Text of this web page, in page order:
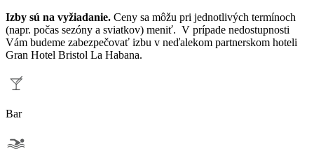
Izby sú na vyžiadanie. Ceny sa môžu pri jednotlivých termínoch
(napr. počas sezóny a sviatkov) meniť. V prípade nedostupnosti
Vám budeme zabezpečovať izbu v neďalekom partnerskom hoteli
Gran Hotel Bristol La Habana.
Bar